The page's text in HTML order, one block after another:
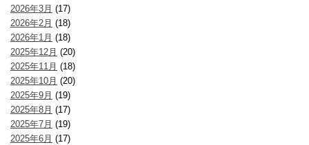
2026年3月 (17)
2026年2月 (18)
2026年1月 (18)
2025年12月 (20)
2025年11月 (18)
2025年10月 (20)
2025年9月 (19)
2025年8月 (17)
2025年7月 (19)
2025年6月 (17)